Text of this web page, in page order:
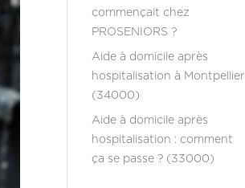
commençait chez
PROSENIORS ?
Aide à domicile après
hospitalisation à Montpellier
(34000)
Aide à domicile après
hospitalisation : comment
ça se passe ? (33000)